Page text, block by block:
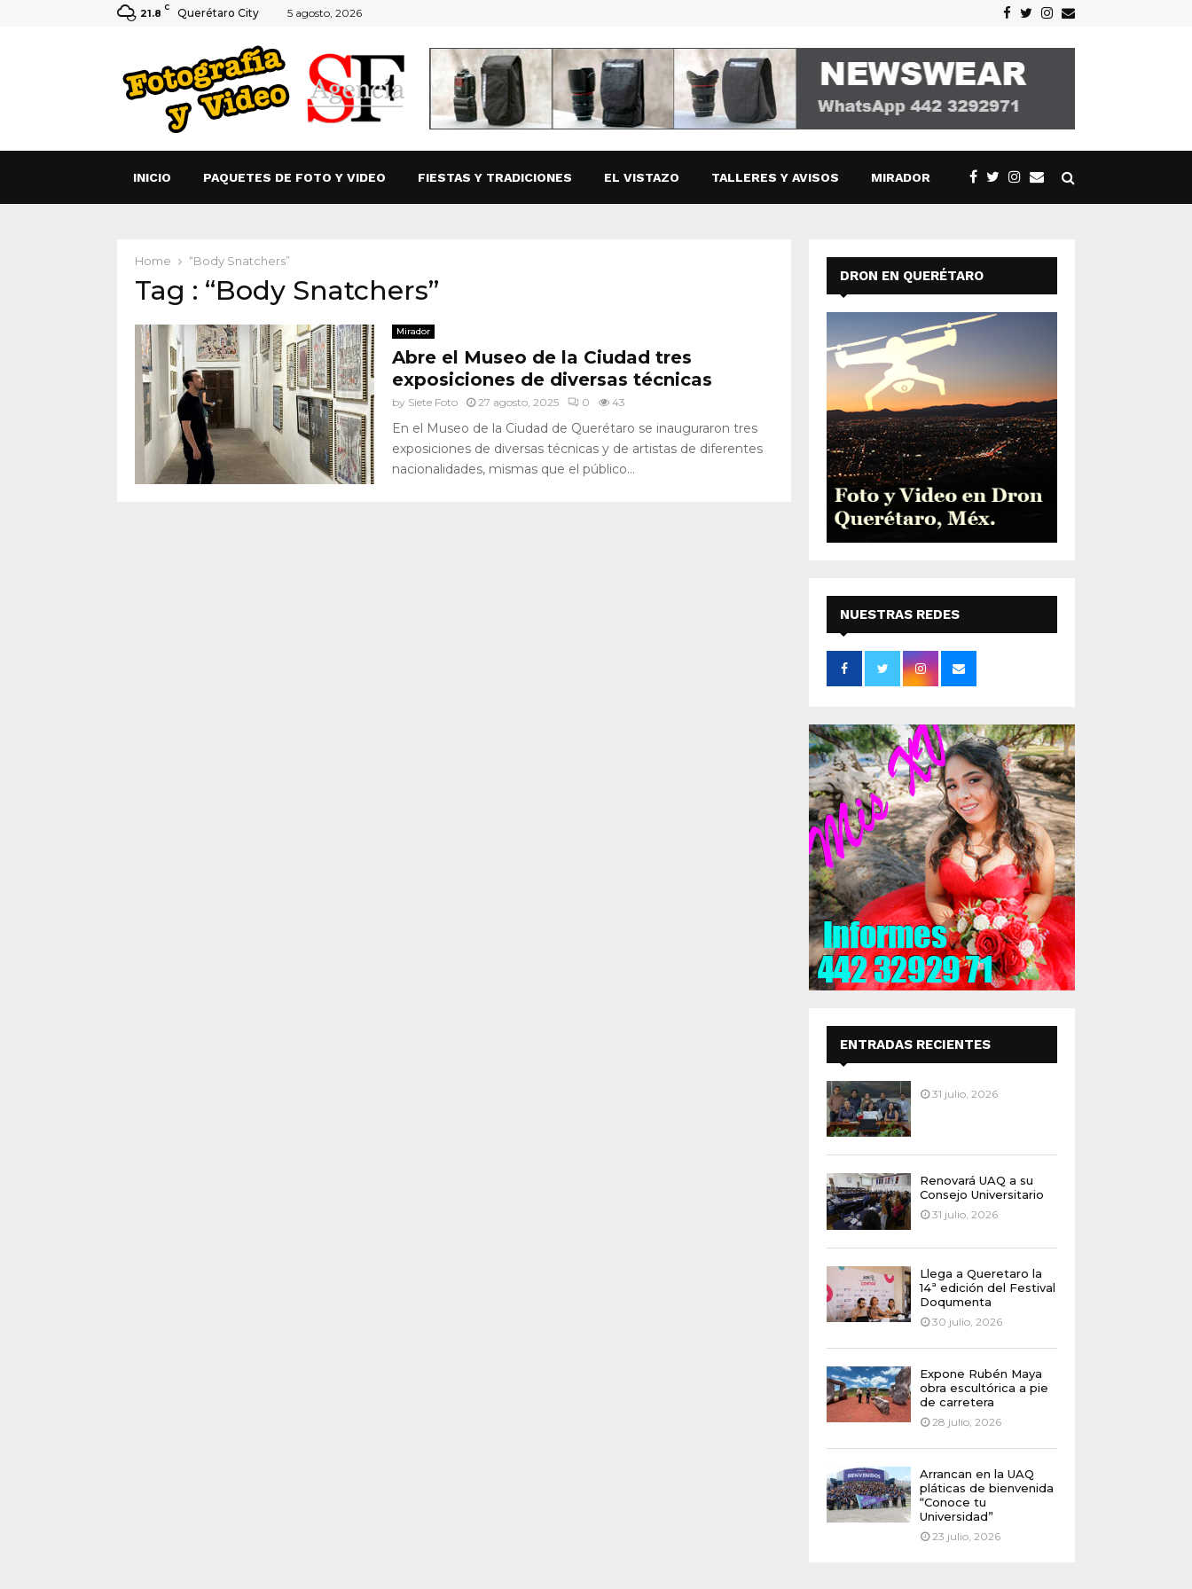
21.8 C Querétaro City 5 agosto, 2026 Facebook
TwitterInstagram
Email
INICIO PAQUETES DE FOTO Y VIDEO FIESTAS Y TRADICIONES EL VISTAZO TALLERES Y AVISOS MIRADOR
Home “Body Snatchers”
Tag : “Body Snatchers”
Mirador
Abre el Museo de la Ciudad tres
exposiciones de diversas técnicas
by Siete Foto 27 agosto, 2025 0 43
En el Museo de la Ciudad de Querétaro se inauguraron tres
exposiciones de diversas técnicas y de artistas de diferentes
nacionalidades, mismas que el público...
DRON EN QUERÉTARO
NUESTRAS REDES
SOCIALES
ENTRADAS RECIENTES
31 julio, 2026
Renovará UAQ a su
Consejo Universitario
31 julio, 2026
Llega a Queretaro la
14ª edición del Festival
Doqumenta
30 julio, 2026
Expone Rubén Maya
obra escultórica a pie
de carretera
28 julio, 2026
Arrancan en la UAQ
pláticas de bienvenida
“Conoce tu
Universidad”
23 julio, 2026